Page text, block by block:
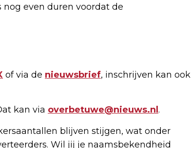
even duren voordat de
of via de nieuwsbrief, inschrijven kan ook
kan via overbetuwe@nieuws.nl.
blijven stijgen, wat onder
Wil jij je naamsbekendheid